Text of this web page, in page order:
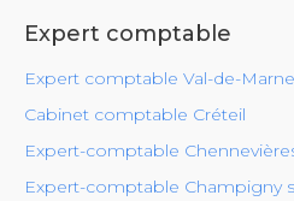
Expert comptable
Expert comptable Val-de-
Cabinet comptable Créteil
Expert-comptable
Expert-comptable Champigny